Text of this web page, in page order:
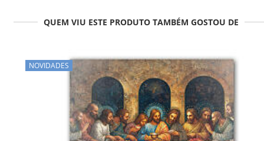
QUEM VIU ESTE PRODUTO TAMBÉM GOSTOU DE
NOVIDADES